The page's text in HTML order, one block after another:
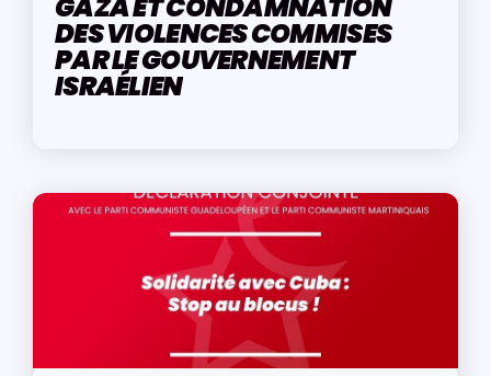
DES VIOLENCES COMMISES
PAR LE GOUVERNEMENT
ISRAÉLIEN